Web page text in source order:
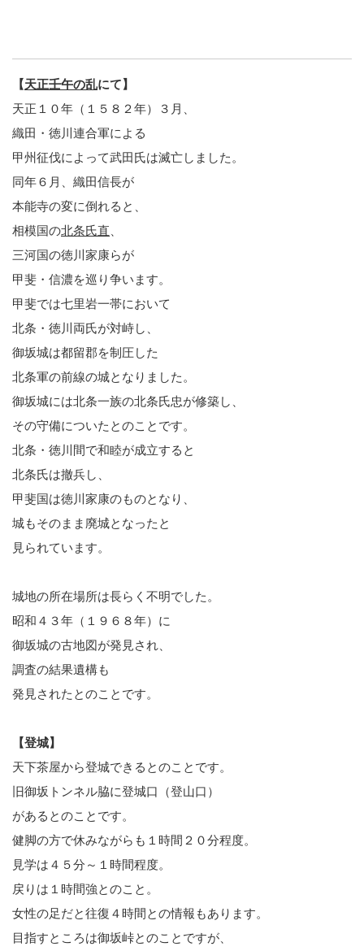
【天正壬午の乱にて】
天正１０年（１５８２年）３月、
織田・徳川連合軍による
甲州征伐によって武田氏は滅亡しました。
同年６月、織田信長が
本能寺の変に倒れると、
相模国の北条氏直
三河国の徳川家康らが
甲斐・信濃を巡り争います。
甲斐では七里岩一帯において
北条・徳川両氏が対峙し、
御坂城は都留郡を制圧した
北条軍の前線の城となりました。
御坂城には北条一族の北条氏忠が修築し、
その守備についたとのことです。
北条・徳川間で和睦が成立すると
北条氏は撤兵し、
甲斐国は徳川家康のものとなり、
城もそのまま廃城となったと
見られています。
城地の所在場所は長らく不明でした。
昭和４３年（１９６８年）に
御坂城の古地図が発見され、
調査の結果遺構も
発見されたとのことです。
【登城】
天下茶屋から登城できるとのことです。
旧御坂トンネル脇に登城口（登山口）
があるとのことです。
健脚の方で休みながらも１時間２０分程度。
見学は４５分～１時間程度。
戻りは１時間強とのこと。
女性の足だと往復４時間との情報もあります。
目指すところは御坂峠とのことですが、